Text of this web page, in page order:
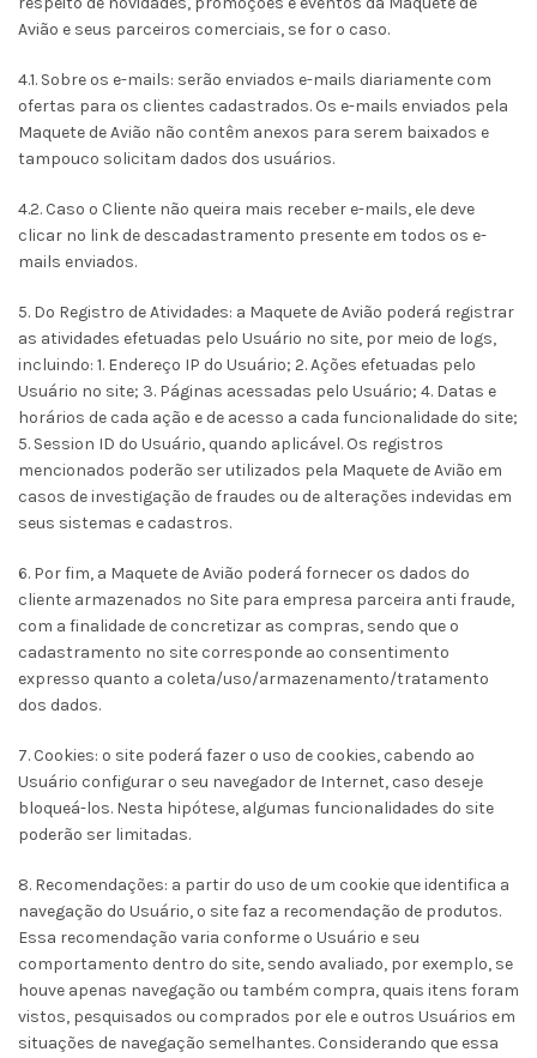
Avião e seus parceiros comerciais, se for o caso.
4.1. Sobre os e-mails: serão enviados e-mails diariamente com
ofertas para os clientes cadastrados. Os e-mails enviados pela
Maquete de Avião não contêm anexos para serem baixados e
tampouco solicitam dados dos usuários.
4.2. Caso o Cliente não queira mais receber e-mails, ele deve
clicar no link de descadastramento presente em todos os e-
mails enviados.
5. Do Registro de Atividades: a Maquete de Avião poderá registrar
as atividades efetuadas pelo Usuário no site, por meio de logs,
incluindo: 1. Endereço IP do Usuário; 2. Ações efetuadas pelo
Usuário no site; 3. Páginas acessadas pelo Usuário; 4. Datas e
horários de cada ação e de acesso a cada funcionalidade do site;
5. Session ID do Usuário, quando aplicável. Os registros
mencionados poderão ser utilizados pela Maquete de Avião em
casos de investigação de fraudes ou de alterações indevidas em
seus sistemas e cadastros.
6. Por fim, a Maquete de Avião poderá fornecer os dados do
cliente armazenados no Site para empresa parceira anti fraude,
com a finalidade de concretizar as compras, sendo que o
cadastramento no site corresponde ao consentimento
expresso quanto a coleta/uso/armazenamento/tratamento
dos dados.
7. Cookies: o site poderá fazer o uso de cookies, cabendo ao
Usuário configurar o seu navegador de Internet, caso deseje
bloqueá-los. Nesta hipótese, algumas funcionalidades do site
poderão ser limitadas.
8. Recomendações: a partir do uso de um cookie que identifica a
navegação do Usuário, o site faz a recomendação de produtos.
Essa recomendação varia conforme o Usuário e seu
comportamento dentro do site, sendo avaliado, por exemplo, se
houve apenas navegação ou também compra, quais itens foram
vistos, pesquisados ou comprados por ele e outros Usuários em
situações de navegação semelhantes. Considerando que essa